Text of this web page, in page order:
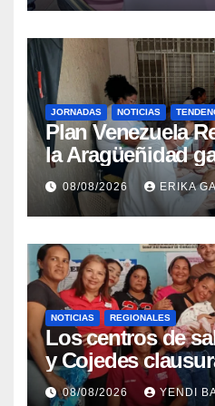
JORNADAS NOTICIAS
Plan Venezuela
la Aragüeñidad
atención médica
Aragua
08/08/2026 ERIKA
NOTICIAS REGIONALES
Los centros de
y Cojedes
Semana Mundial
08/08/2026 YENDI